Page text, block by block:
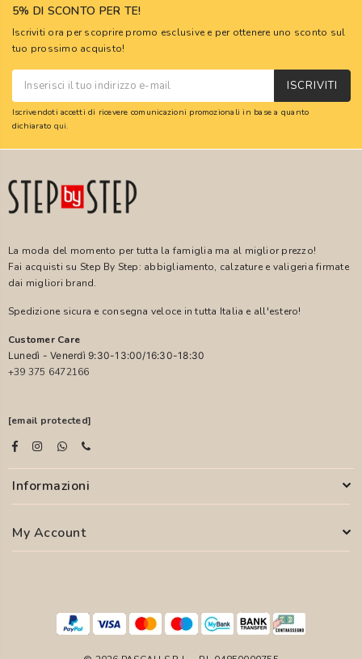
5% DI SCONTO PER TE!
Iscriviti ora per scoprire promo esclusive e per ottenere uno sconto sul
tuo prossimo acquisto!
ISCRIVITI
Iscrivendoti accetti di ricevere comunicazioni promozionali in base a quanto
dichiarato qui.
La moda del momento per tutta la famiglia ma al miglior prezzo!
Fai acquisti su Step By Step: abbigliamento, calzature e valigeria firmate
dai migliori brand.
Spedizione sicura e consegna veloce in tutta Italia e all'estero!
Customer Care
Lunedì - Venerdì 9:30-13:00/16:30-18:30
+39 375 6472166
[email protected]
Informazioni
My Account